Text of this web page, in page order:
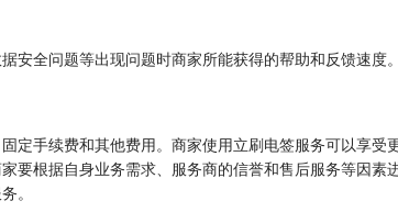
全问题等出现问题时商家所能获得的帮助和反馈速度。
定手续费和其他费用。商家使用立刷电签服务可以享受
要根据自身业务需求、服务商的信誉和售后服务等因素
。